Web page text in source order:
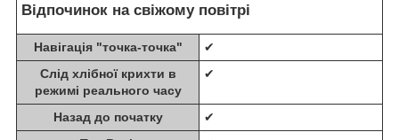
Відпочинок на свіжому повітрі
Навігація "точка-точка"
✔
Слід хлібної крихти в
режимі реального часу
✔
Назад до початку
✔